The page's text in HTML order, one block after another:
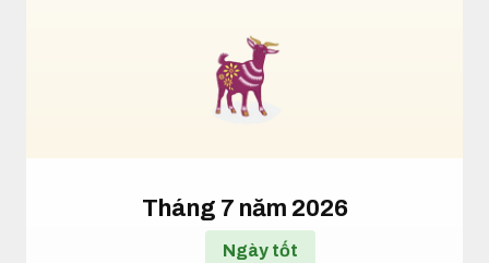
Tháng 7 năm 2026
Ngày tốt